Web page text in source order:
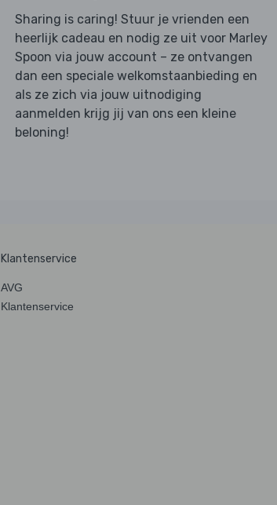
Sharing is caring! Stuur je vrienden een
heerlijk cadeau en nodig ze uit voor Marley
Spoon via jouw account – ze ontvangen
dan een speciale welkomstaanbieding en
als ze zich via jouw uitnodiging
aanmelden krijg jij van ons een kleine
beloning!
Klantenservice
AVG
Klantenservice